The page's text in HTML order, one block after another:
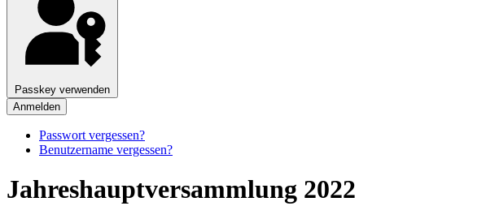
Passkey verwenden
Anmelden
Passwort vergessen?
Benutzername vergessen?
Jahreshauptversammlung 2022